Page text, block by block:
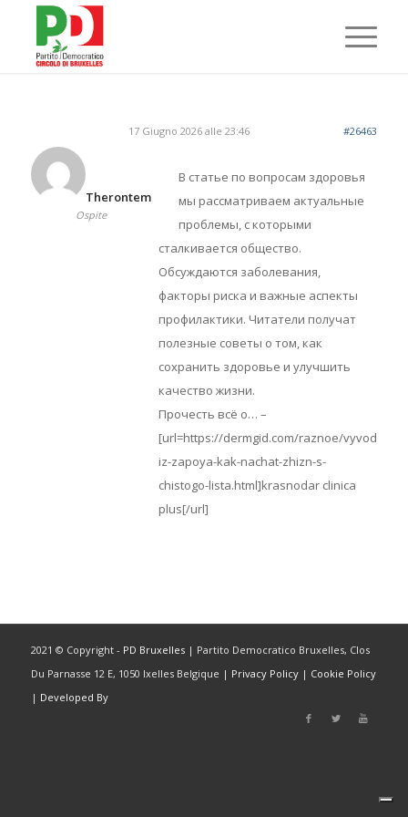
17 Giugno 2026 alle 23:46 #26463
Therontem
Ospite
В статье по вопросам здоровья
мы рассматриваем актуальные
проблемы, с которыми
сталкивается общество.
Обсуждаются заболевания,
факторы риска и важные аспекты
профилактики. Читатели получат
полезные советы о том, как
сохранить здоровье и улучшить
качество жизни.
Прочесть всё о… –
[url=https://dermgid.com/raznoe/vyvod-
iz-zapoya-kak-nachat-zhizn-s-
chistogo-lista.html]krasnodar clinica
plus[/url]
2021 © Copyright - PD Bruxelles| Partito Democratico Bruxelles, Clos
Du Parnasse 12 E, 1050 Ixelles Belgique | Privacy Policy| Cookie Policy
| Developed By